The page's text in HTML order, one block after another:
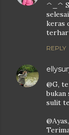
^_^
keras
REPLY
@G,
bukan
sulit